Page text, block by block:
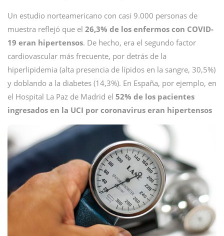
Un estudio norteamericano con casi 9.000 personas de
muestra reflejó que el 26,3% de los enfermos con COVID-
19 eran hipertensos. De hecho, era el segundo factor
cardiovascular más frecuente, por detrás de la
hiperlipidemia (alta presencia de lípidos en la sangre, 30,5%)
y doblando a la diabetes (14,3%). En España, por ejemplo, en
el Hospital La Paz de Madrid el 52% de los pacientes
ingresados en la UCI por coronavirus eran hipertensos